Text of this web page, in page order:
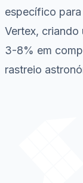
específico
Vertex, criando
3-8% em
rastreio